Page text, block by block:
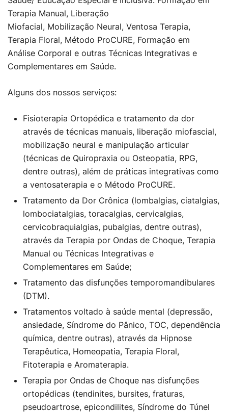
Terapia Manual, Liberação
Miofacial, Mobilização Neural, Ventosa Terapia,
Terapia Floral, Método ProCURE, Formação em
Análise Corporal e outras Técnicas Integrativas e
Complementares em Saúde.
Alguns dos nossos serviços:
Fisioterapia Ortopédica e tratamento da dor
através de técnicas manuais, liberação miofascial,
mobilização neural e manipulação articular
(técnicas de Quiropraxia ou Osteopatia, RPG,
dentre outras), além de práticas integrativas como
a ventosaterapia e o Método ProCURE.
Tratamento da Dor Crônica (lombalgias, ciatalgias,
lombociatalgias, toracalgias, cervicalgias,
cervicobraquialgias, pubalgias, dentre outras),
através da Terapia por Ondas de Choque, Terapia
Manual ou Técnicas Integrativas e
Complementares em Saúde;
Tratamento das disfunções temporomandibulares
(DTM).
Tratamentos voltado à saúde mental (depressão,
ansiedade, Síndrome do Pânico, TOC, dependência
química, dentre outras), através da Hipnose
Terapêutica, Homeopatia, Terapia Floral,
Fitoterapia e Aromaterapia.
Terapia por Ondas de Choque nas disfunções
ortopédicas (tendinites, bursites, fraturas,
pseudoartrose, epicondilites, Síndrome do Túnel